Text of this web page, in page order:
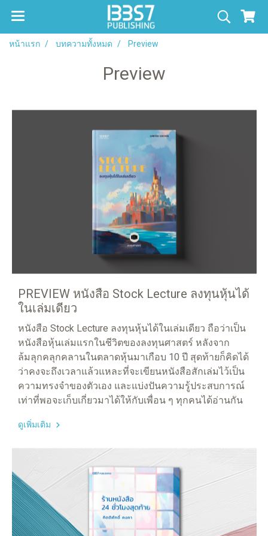
หน้าแรก บทความทั้งหมด Preview
Preview
PREVIEW หนังสือ Stock Lecture ลงทุนหุ้นได้
ในเล่มเดียว
หนังสือ Stock Lecture ลงทุนหุ้นได้ในเล่มเดียว ถือว่าเป็น
หนังสือหุ้นเล่มแรกในชีวิตของลงทุนศาสตร์ หลังจาก
ล้มลุกคลุกคลานในตลาดหุ้นมาเกือบ 10 ปี สุดท้ายก็คิดได้
ว่าคงจะถึงเวลาแล้วแหละที่จะเขียนหนังสือสักเล่มไว้เป็น
ความทรงจำของตัวเอง และแบ่งปันความรู้ประสบการณ์
เท่าที่พอจะเก็บเกี่ยวมาได้ให้กับเพื่อน ๆ ทุกคนได้อ่านกัน
ดูเพิ่มเติม